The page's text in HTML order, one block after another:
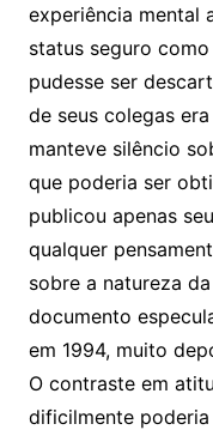
experiência mental
status seguro
pudesse ser
de seus colegas
manteve silêncio
que poderia ser
publicou apenas
qualquer
sobre a natureza
documento
em 1994, muito
O contraste em
dificilmente